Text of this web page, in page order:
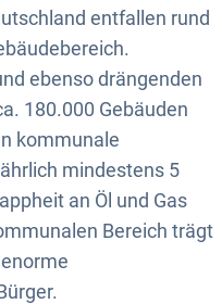
entfallen rund
ebenso drängenden
180.000 Gebäuden
kommunale
mindestens 5
an Öl und Gas
Bereich trägt